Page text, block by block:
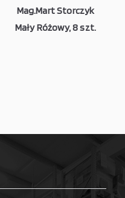
Mag.Mart Storczyk
Mały Różowy, 8 szt.